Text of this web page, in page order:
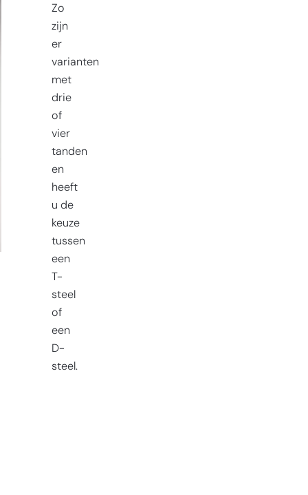
Zo
zijn
er
varianten
met
drie
of
vier
tanden
en
heeft
u de
keuze
tussen
een
T-
steel
of
een
D-
steel.